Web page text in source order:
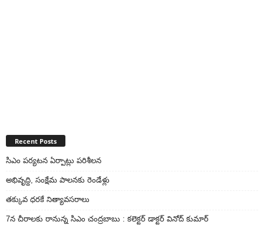
Recent Posts
సిఎం పర్యటన ఏర్పాట్లు పరిశీలన
అభివృద్ది, సంక్షేమ పాలనకు రెండేళ్లు
తక్కువ ధరకే నిత్యావసరాలు
7న చీరాలకు రానున్న సిఎం చంద్రబాబు : కలెక్టర్ డాక్టర్ వినోద్ కుమార్